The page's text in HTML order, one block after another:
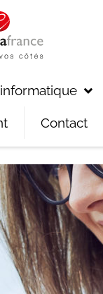
Contact